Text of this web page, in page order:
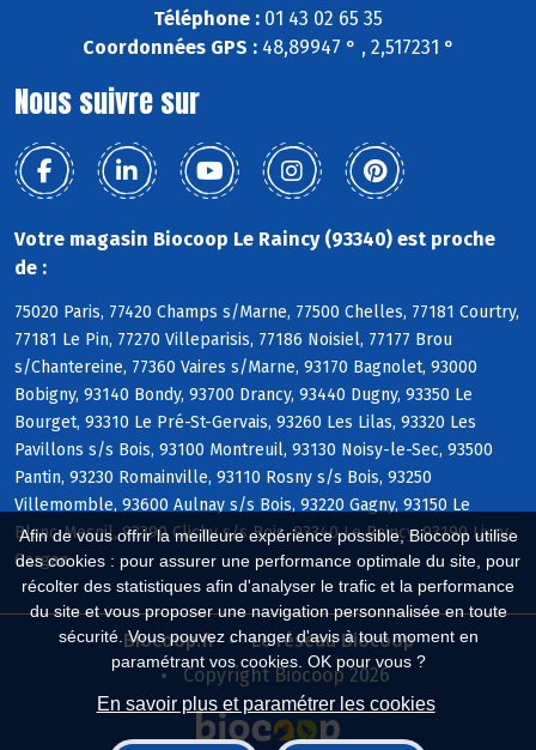
Afin de vous offrir la meilleure expérience possible, Biocoop utilise
des cookies : pour assurer une performance optimale du site, pour
récolter des statistiques afin d'analyser le trafic et la performance
du site et vous proposer une navigation personnalisée en toute
sécurité. Vous pouvez changer d'avis à tout moment en
paramétrant vos cookies. OK pour vous ?
En savoir plus et paramétrer les cookies
Téléphone : 01 43 02 65 35
Coordonnées GPS :48,89947 ° , 2,517231 °
Nous suivre sur
Votre magasin Biocoop Le Raincy (93340) est proche
de :
75020 Paris, 77420 Champs s/Marne, 77500 Chelles, 77181 Courtry,
77181 Le Pin, 77270 Villeparisis, 77186 Noisiel, 77177 Brou
s/Chantereine, 77360 Vaires s/Marne, 93170 Bagnolet, 93000
Bobigny, 93140 Bondy, 93700 Drancy, 93440 Dugny, 93350 Le
Bourget, 93310 Le Pré-St-Gervais, 93260 Les Lilas, 93320 Les
Pavillons s/s Bois, 93100 Montreuil, 93130 Noisy-le-Sec, 93500
Pantin, 93230 Romainville, 93110 Rosny s/s Bois, 93250
Villemomble, 93600 Aulnay s/s Bois, 93220 Gagny, 93150 Le
Blanc-Mesnil, 93390 Clichy s/s Bois, 93340 Le Raincy, 93190 Livry-
Gargan
Biocoop.fr
Le réseau Biocoop
Copyright Biocoop 2026